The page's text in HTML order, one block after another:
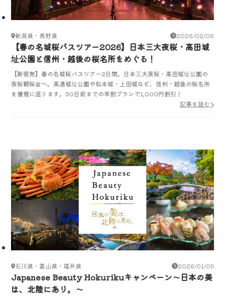
新潟県・長野県 2026/02/06
【春の名城桜バスツアー2026】日本三大夜桜・高田城
址公園と信州・越後の桜名所をめぐる！
【新宿発】春の名城桜バスツアー2日間。日本三大夜桜・高田城址公園の
夜桜観桜会へ。高遠城址公園や松本城・上田城など、信州・越後の桜名所
を優雅に巡ります。30日前までの早割プランで1,000円割引！
記事を読む
石川県・富山県・福井県 2026/01/05
Japanese Beauty Hokurikuキャンペーン～日本の美
は、北陸にあり。～